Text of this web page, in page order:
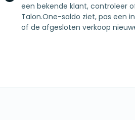
een bekende klant, controleer
Talon.One-saldo ziet, pas een
of de afgesloten verkoop